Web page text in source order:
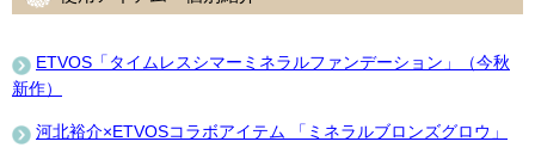
ETVOS「タイムレスシマーミネラルファンデーション」（今秋
新作）
河北裕介×ETVOSコラボアイテム 「ミネラルブロンズグロウ」